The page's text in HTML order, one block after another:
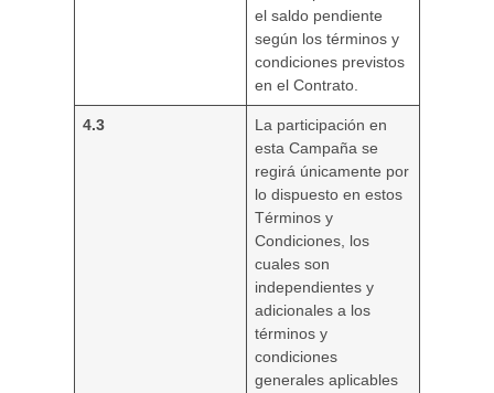
el saldo pendiente
según los términos y
condiciones previstos
en el Contrato.
4.3
La participación en
esta Campaña se
regirá únicamente por
lo dispuesto en estos
Términos y
Condiciones, los
cuales son
independientes y
adicionales a los
términos y
condiciones
generales aplicables